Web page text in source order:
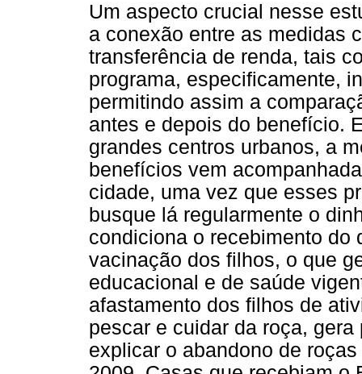
Um aspecto crucial nesse
a conexão entre as medidas
transferência de renda, tais
programa, especificamente,
permitindo assim a
antes e depois do benefício.
grandes centros urbanos, a
benefícios vem
cidade, uma vez que esses
busque lá regularmente o
condiciona o recebimento do
vacinação dos filhos, o que
educacional e de saúde
afastamento dos filhos de
pescar e cuidar da roça,
explicar o abandono de